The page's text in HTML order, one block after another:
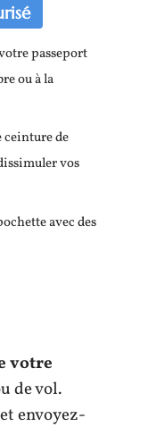
passeport
ou à la
ceinture de
vos
avec des
votre
de vol.
envoyez-